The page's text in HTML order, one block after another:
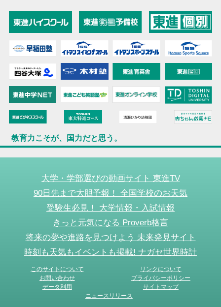
教育力こそが、国力だと思う。
大学・学部選びの動画サイト 東進TV
90日先まで大胆予報！ 全国学校のお天気
受験生必見！ 大学情報・入試情報
きっと元気になる Proverb格言
将来の夢や進路を見つけよう 未来発見サイト
時刻も天気もイベントも掲載! ナガセ世界時計
このサイトについて
リンクについて
お問い合わせ
プライバシーポリシー
データ利用
サイトマップ
ニュースリリース